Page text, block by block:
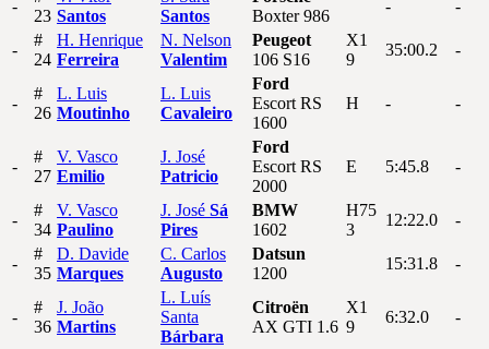
-
23 Santos
Santos
Boxter 986
- -
-
#
24
H. Henrique
Ferreira
N. Nelson
Valentim
Peugeot
106 S16
X1
9
35:00.2 -
-
#
26
L. Luis
Moutinho
L. Luis
Cavaleiro
Ford
Escort RS
1600
H - -
-
#
27
V. Vasco
Emilio
J. José
Patricio
Ford
Escort RS
2000
E 5:45.8 -
-
#
34
V. Vasco
Paulino
J. José Sá
Pires
BMW
1602
H75
3
12:22.0 -
-
#
35
D. Davide
Marques
C. Carlos
Augusto
Datsun
1200
15:31.8 -
-
#
36
J. João
Martins
L. Luís
Santa
Bárbara
Citroën
AX GTI 1.6
X1
9
6:32.0 -